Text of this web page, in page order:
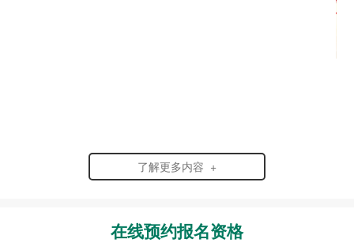
了解更多内容 +
在线预约报名资格